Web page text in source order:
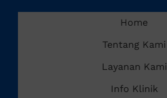
Home
Tentang Kami
Layanan Kami
Info Klinik